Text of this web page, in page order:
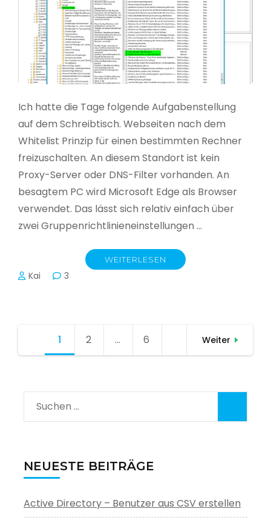
Ich hatte die Tage folgende Aufgabenstellung
auf dem Schreibtisch. Webseiten nach dem
Whitelist Prinzip für einen bestimmten Rechner
freizuschalten. An diesem Standort ist kein
Proxy-Server oder DNS-Filter vorhanden. An
besagtem PC wird Microsoft Edge als Browser
verwendet. Das lässt sich relativ einfach über
zwei Gruppenrichtlinieneinstellungen …
WEITERLESEN
Kai 3
Seitennummerierung
1 Seite
2 … Seite
6 Weiter
Suchen
nach:
NEUESTE BEITRÄGE
Active Directory – Benutzer aus CSV erstellen